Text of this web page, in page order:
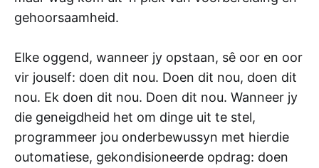
gehoorsaamheid.
Elke oggend, wanneer jy opstaan, sê oor en oor
vir jouself: doen dit nou. Doen dit nou, doen dit
nou. Ek doen dit nou. Doen dit nou. Wanneer jy
die geneigdheid het om dinge uit te stel,
programmeer jou onderbewussyn met hierdie
outomatiese, gekondisioneerde opdrag: doen